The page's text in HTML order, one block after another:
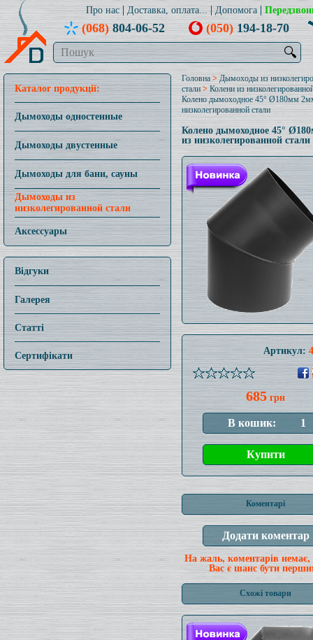
Про нас Доставка, оплата... Допомога
(068)804-06-52 (050)194-18-70
🔍
Каталог продукції:
Дымоходы одностенные
Дымоходы двустенные
Дымоходы для бани, сауны
Дымоходы из
низколегированной стали
Аксессуары
Відгуки
Галерея
Статті
Сертифікати
Головна > Дымоходы из
стали>Колени из
Колено дымоходное 45° Ø180мм
низколегированной стали
Колено дымоходное 45°
из низколегированной стали
Артикул:
685 грн
Коментарі
На жаль, коментарів немає,
Вас є шанс бути
Схожі товари